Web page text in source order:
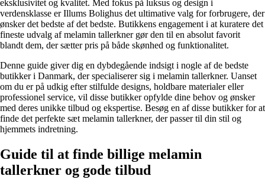
eksklusivitet og kvalitet. Med fokus på luksus og design i
verdensklasse er Illums Bolighus det ultimative valg for forbrugere, der
ønsker det bedste af det bedste. Butikkens engagement i at kuratere det
fineste udvalg af melamin tallerkner gør den til en absolut favorit
blandt dem, der sætter pris på både skønhed og funktionalitet.
Denne guide giver dig en dybdegående indsigt i nogle af de bedste
butikker i Danmark, der specialiserer sig i melamin tallerkner. Uanset
om du er på udkig efter stilfulde designs, holdbare materialer eller
professionel service, vil disse butikker opfylde dine behov og ønsker
med deres unikke tilbud og ekspertise. Besøg en af disse butikker for at
finde det perfekte sæt melamin tallerkner, der passer til din stil og
hjemmets indretning.
Guide til at finde billige melamin
tallerkner og gode tilbud